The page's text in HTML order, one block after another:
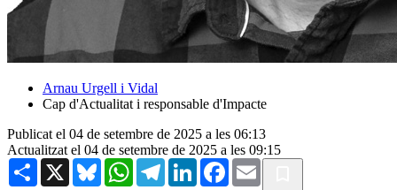
Arnau Urgell i Vidal
Cap d'Actualitat i responsable d'Impacte
Publicat el 04 de setembre de 2025 a les 06:13
Actualitzat el 04 de setembre de 2025 a les 09:15
Share X BlueskyWhatsAppTelegramLinkedInFacebook
Email